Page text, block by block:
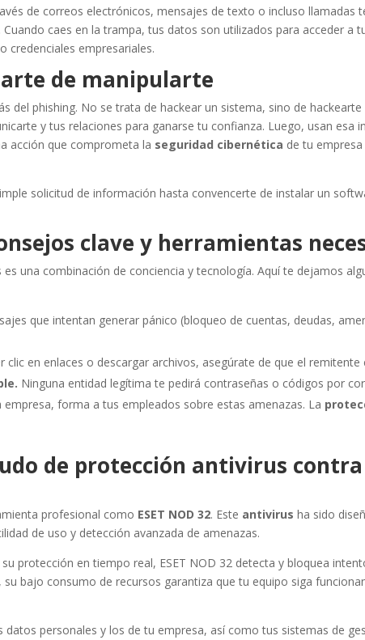
de correos electrónicos, mensajes de texto o incluso llamadas
caes en la trampa, tus datos son utilizados para acceder a
credenciales empresariales.
de manipularte
del phishing. No se trata de hackear un sistema, sino de
y tus relaciones para ganarse tu confianza. Luego, usan esa
acción que comprometa la seguridad cibernética de tu
solicitud de información hasta convencerte de instalar un
clave y herramientas
una combinación de conciencia y tecnología. Aquí te dejamos
que intentan generar pánico (bloqueo de cuentas, deudas,
clic en enlaces o descargar archivos, asegúrate de que el remitente
Ninguna entidad legítima te pedirá contraseñas o códigos por
empresa, forma a tus empleados sobre estas amenazas. La
de protección antivirus
profesional como ESET NOD 32. Este antivirus ha sido
de uso y detección avanzada de amenazas.
protección en tiempo real, ESET NOD 32 detecta y bloquea
su bajo consumo de recursos garantiza que tu equipo siga
datos personales y los de tu empresa, así como tus sistemas de